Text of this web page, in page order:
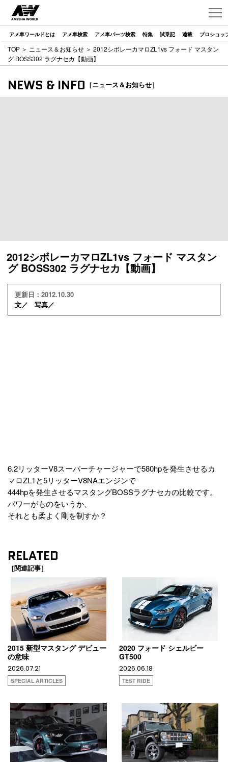
アメ車ワールドとは アメ車検索 アメ車パーツ検索 特集 試乗記 連載 プロショッ
TOP ＞ ニュース＆お知らせ ＞ 2012シボレーカマロZL1vs フォード マスタン
グ BOSS302 ラグナセカ【動画】
NEWS & INFO ［ニュース＆お知らせ］
2012シボレーカマロZL1vs フォード マスタン
グ BOSS302 ラグナセカ【動画】
更新日：2012.10.30
文／ 写真／
6.2リッターV8スーパーチャージャーで580hpを発生させるカ
マロZL1と5リッターV8NAエンジンで
444hpを発生させるマスタングBOSSラグナセカの比較です。
パワーがものをいうか、
それとも柔よく剛を制すか？
RELATED
［関連記事］
2015 新型マスタング デビュー
の意味
2026.07.21
SPECIAL ARTICLES
2020 フォード シェルビー
GT500
2026.06.18
TEST RIDE